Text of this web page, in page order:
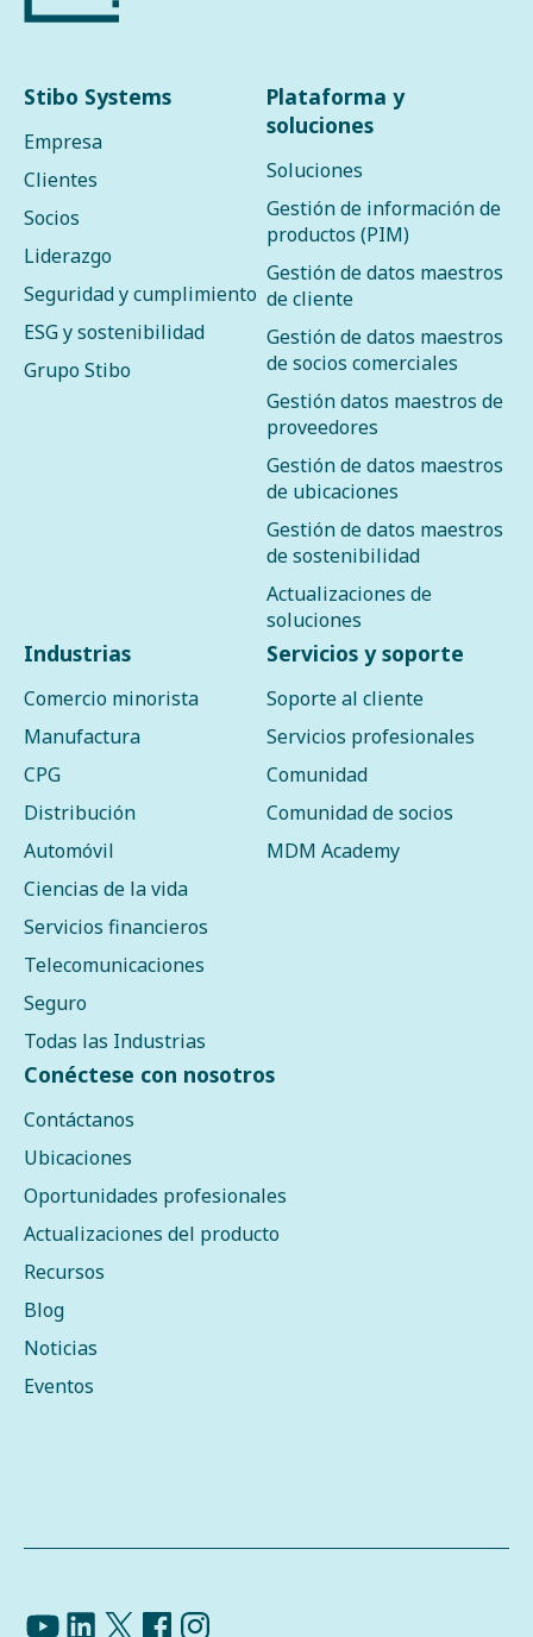
Stibo Systems
Empresa
Clientes
Socios
Liderazgo
Seguridad y cumplimiento
ESG y sostenibilidad
Grupo Stibo
Plataforma y
soluciones
Soluciones
Gestión de información de
productos (PIM)
Gestión de datos maestros
de cliente
Gestión de datos maestros
de socios comerciales
Gestión datos maestros de
proveedores
Gestión de datos maestros
de ubicaciones
Gestión de datos maestros
de sostenibilidad
Actualizaciones de
soluciones
Industrias
Comercio minorista
Manufactura
CPG
Distribución
Automóvil
Ciencias de la vida
Servicios financieros
Telecomunicaciones
Seguro
Todas las Industrias
Servicios y soporte
Soporte al cliente
Servicios profesionales
Comunidad
Comunidad de socios
MDM Academy
Conéctese con nosotros
Contáctanos
Ubicaciones
Oportunidades profesionales
Actualizaciones del producto
Recursos
Blog
Noticias
Eventos